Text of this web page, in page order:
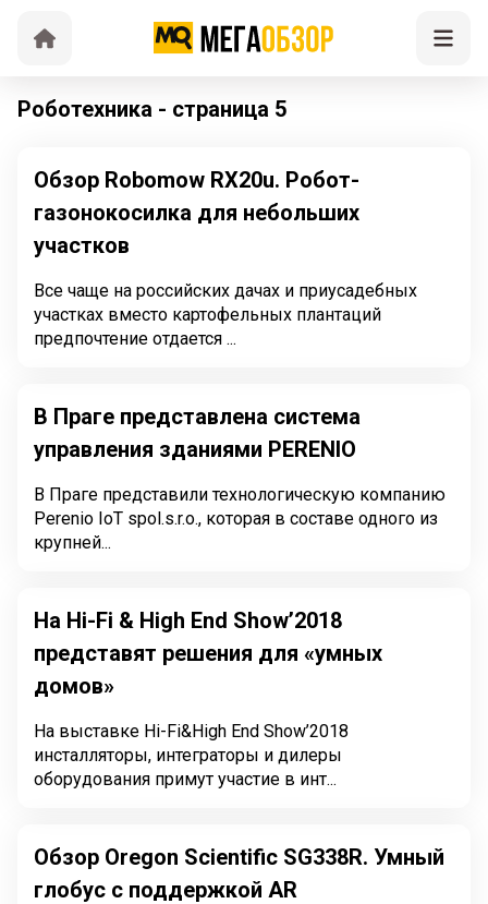
Роботехника - страница 5
Обзор Robomow RX20u. Робот-
газонокосилка для небольших
участков
Все чаще на российских дачах и приусадебных
участках вместо картофельных плантаций
предпочтение отдается ...
В Праге представлена система
управления зданиями PERENIO
В Праге представили технологическую компанию
Perenio IoT spol.s.r.o., которая в составе одного из
крупней...
На Hi-Fi & High End Show’2018
представят решения для «умных
домов»
На выставке Hi-Fi&High End Show’2018
инсталляторы, интеграторы и дилеры
оборудования примут участие в инт...
Обзор Oregon Scientific SG338R. Умный
глобус с поддержкой AR